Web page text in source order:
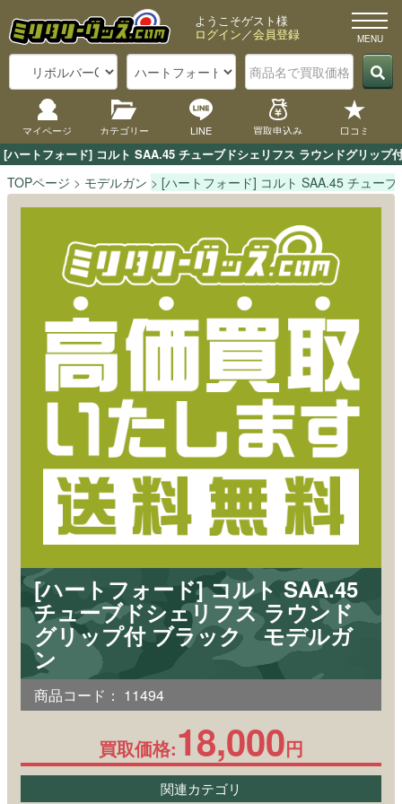
[ハートフォード] コルト SAA.45 チューブドシェリフス ラウンドグリッ
ようこそゲスト様
ログイン／会員登録
マイページ カテゴリー LINE 買取申込み 口コミ
TOPページ モデルガン [ハートフォード] コルト SAA.45 チュー
[ハートフォード] コルト SAA.45
チューブドシェリフス ラウンド
グリップ付 ブラック モデルガ
ン
商品コード： 11494
買取価格:18,000円
関連カテゴリ